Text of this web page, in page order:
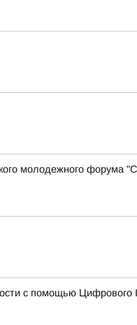
молодежного форума
с помощью